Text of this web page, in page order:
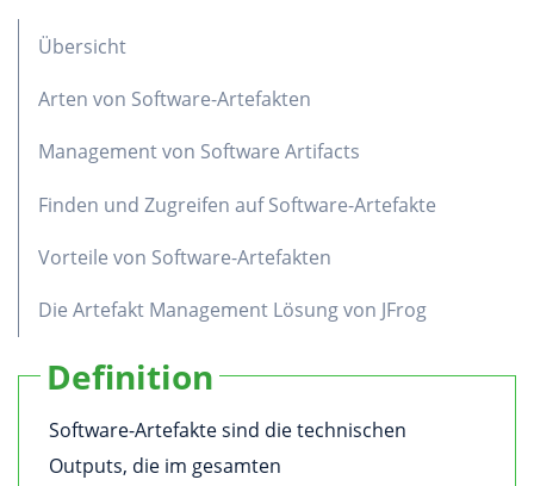
Übersicht
Arten von Software-Artefakten
Management von Software Artifacts
Finden und Zugreifen auf Software-Artefakte
Vorteile von Software-Artefakten
Die Artefakt Management Lösung von JFrog
Definition
Software-Artefakte sind die technischen
Outputs, die im gesamten